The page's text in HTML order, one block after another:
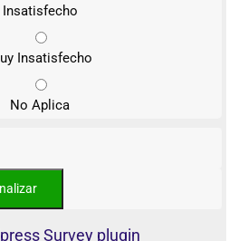
Insatisfecho
Insatisfecho
No Aplica
Survey plugin